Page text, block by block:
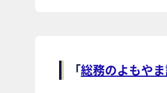
「総務のよもや